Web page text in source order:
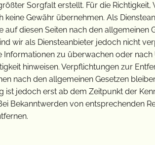
Sorgfalt erstellt. Für die Richtigkeit,
Gewähr übernehmen. Als
auf diesen Seiten nach den allgemeinen
wir als Diensteanbieter jedoch nicht
zu überwachen oder nach
hinweisen. Verpflichtungen zur
nach den allgemeinen Gesetzen
ist jedoch erst ab dem Zeitpunkt der
Bekanntwerden von entsprechenden